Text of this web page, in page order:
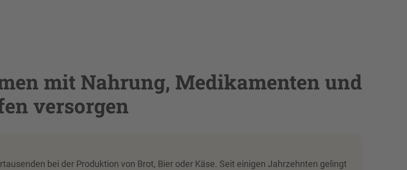
mit Nahrung, Medikamenten und
versorgen
bei der Produktion von Brot, Bier oder Käse. Seit einigen Jahrzehnten gelingt